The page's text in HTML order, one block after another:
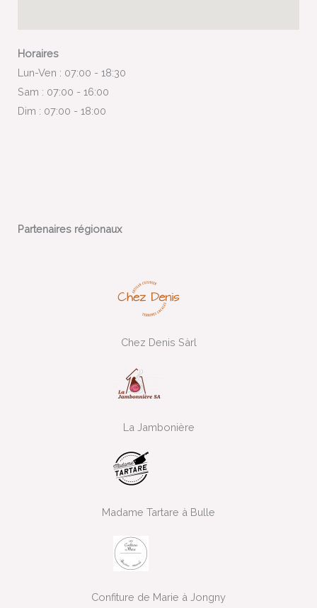
Horaires
Lun-Ven : 07:00 - 18:30
Sam : 07:00 - 16:00
Dim : 07:00 - 18:00
Partenaires régionaux
Chez Denis Sàrl
La Jambonière
Madame Tartare à Bulle
Confiture de Marie à Jongny